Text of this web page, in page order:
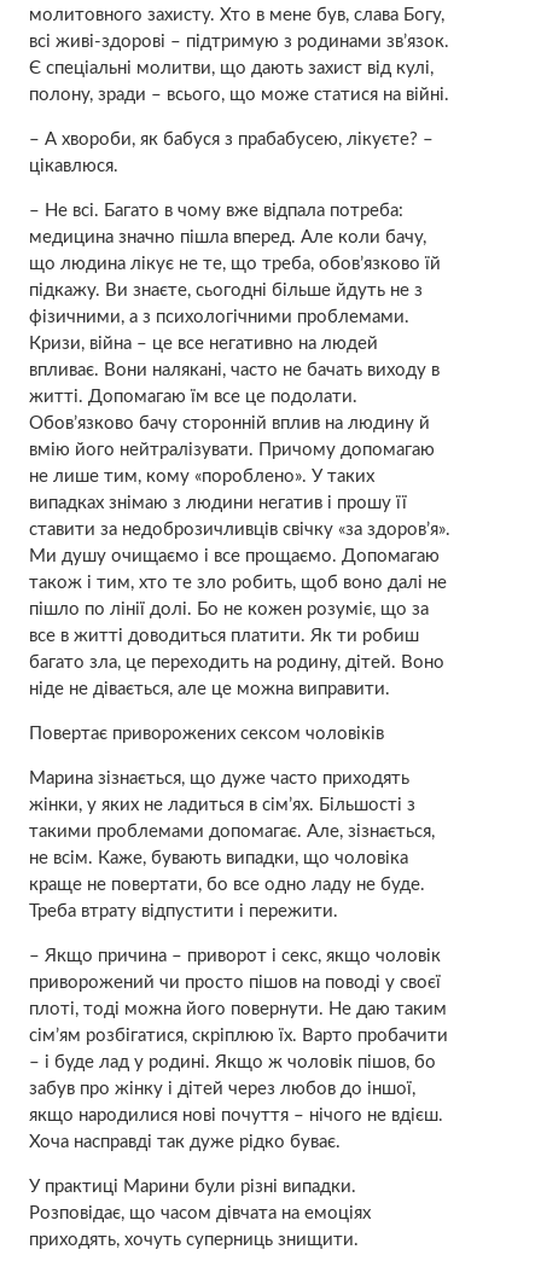
молитовного захисту. Хто в мене був, слава Богу,
всі живі-здорові – підтримую з родинами зв’язок.
Є спеціальні молитви, що дають захист від кулі,
полону, зради – всього, що може статися на війні.
– А хвороби, як бабуся з прабабусею, лікуєте? –
цікавлюся.
– Не всі. Багато в чому вже відпала потреба:
медицина значно пішла вперед. Але коли бачу,
що людина лікує не те, що треба, обов’язково їй
підкажу. Ви знаєте, сьогодні більше йдуть не з
фізичними, а з психологічними проблемами.
Кризи, війна – це все негативно на людей
впливає. Вони налякані, часто не бачать виходу в
житті. Допомагаю їм все це подолати.
Обов’язково бачу сторонній вплив на людину й
вмію його нейтралізувати. Причому допомагаю
не лише тим, кому «пороблено». У таких
випадках знімаю з людини негатив і прошу її
ставити за недоброзичливців свічку «за здоров’я».
Ми душу очищаємо і все прощаємо. Допомагаю
також і тим, хто те зло робить, щоб воно далі не
пішло по лінії долі. Бо не кожен розуміє, що за
все в житті доводиться платити. Як ти робиш
багато зла, це переходить на родину, дітей. Воно
ніде не дівається, але це можна виправити.
Повертає приворожених сексом чоловіків
Марина зізнається, що дуже часто приходять
жінки, у яких не ладиться в сім’ях. Більшості з
такими проблемами допомагає. Але, зізнається,
не всім. Каже, бувають випадки, що чоловіка
краще не повертати, бо все одно ладу не буде.
Треба втрату відпустити і пережити.
– Якщо причина – приворот і секс, якщо чоловік
приворожений чи просто пішов на поводі у своєї
плоті, тоді можна його повернути. Не даю таким
сім’ям розбігатися, скріплюю їх. Варто пробачити
– і буде лад у родині. Якщо ж чоловік пішов, бо
забув про жінку і дітей через любов до іншої,
якщо народилися нові почуття – нічого не вдієш.
Хоча насправді так дуже рідко буває.
У практиці Марини були різні випадки.
Розповідає, що часом дівчата на емоціях
приходять, хочуть суперниць знищити.